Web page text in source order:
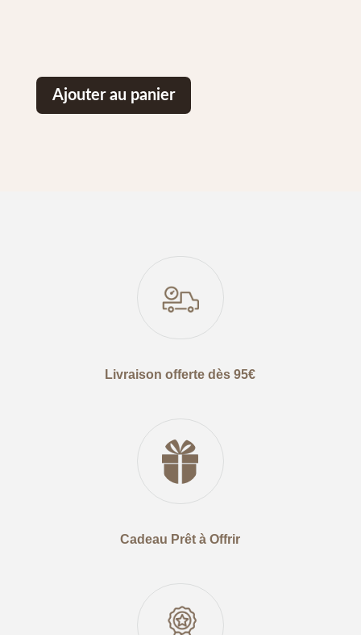
Ajouter au panier
Livraison offerte dès 95€
Cadeau Prêt à Offrir